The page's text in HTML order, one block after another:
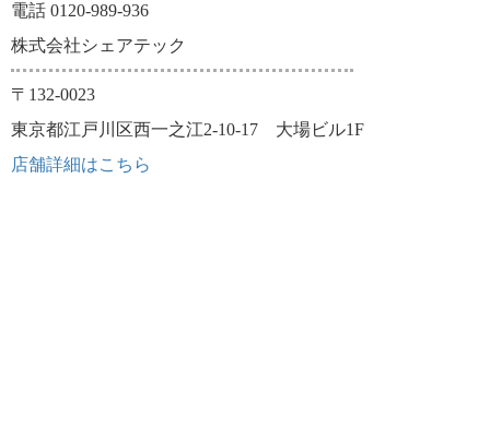
電話 0120-989-936
株式会社シェアテック
〒132-0023
東京都江戸川区西一之江2-10-17 大場ビル1F
店舗詳細はこちら